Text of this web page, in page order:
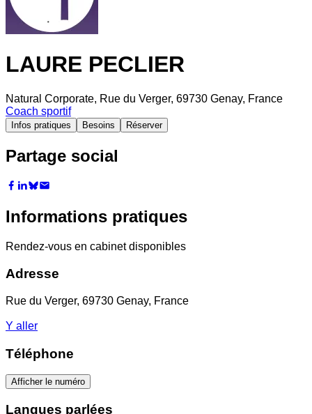
LAURE PECLIER
Natural Corporate, Rue du Verger, 69730 Genay, France
Coach sportif
Infos pratiques Besoins Réserver
Partage social
Informations pratiques
Rendez-vous en cabinet disponibles
Adresse
Rue du Verger, 69730 Genay, France
Y aller
Téléphone
Afficher le numéro
Langues parlées